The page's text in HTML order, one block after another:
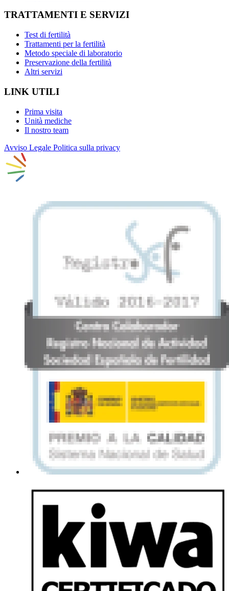
TRATTAMENTI E SERVIZI
Test di fertilità
Trattamenti per la fertilità
Metodo speciale di laboratorio
Preservazione della fertilità
Altri servizi
LINK UTILI
Prima visita
Unità mediche
Il nostro team
Avviso Legale Politica sulla privacy